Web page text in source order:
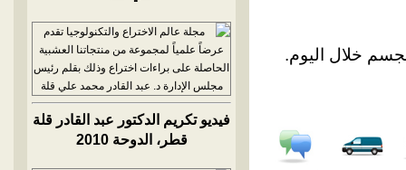
الجسم خلال اليوم.
فيديو تكريم الدكتور عبد القادر قلة
قطر، الدوحة 2010